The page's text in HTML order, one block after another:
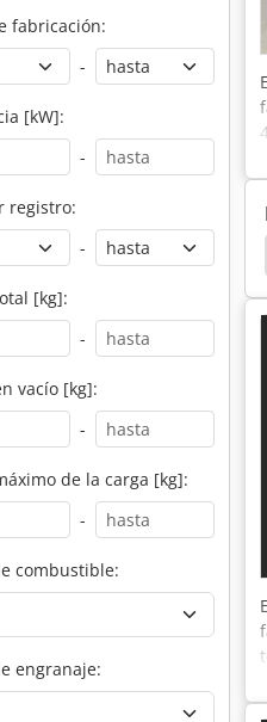
fabricación:
-
[kW]:
-
registro:
-
[kg]:
-
vacío [kg]:
-
de la carga [kg]:
-
combustible:
engranaje:
Rueda Volante